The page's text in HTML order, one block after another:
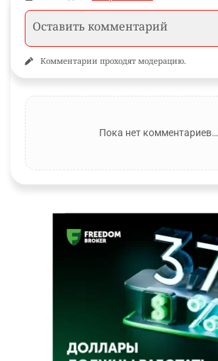
Комментарии проходят модерацию.
Пока нет комментариев…